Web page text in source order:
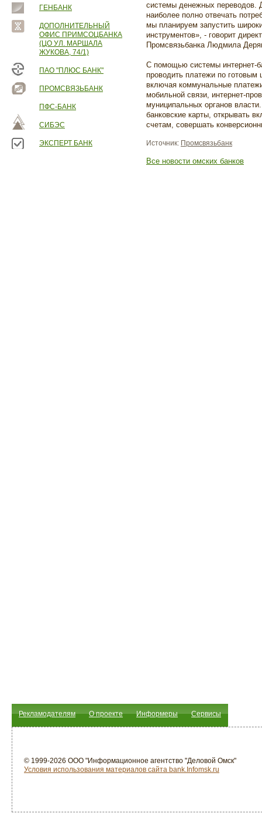
ГЕНБАНК
ДОПОЛНИТЕЛЬНЫЙ
ОФИС ПРИМСОЦБАНКА
(ЦО УЛ. МАРШАЛА
ЖУКОВА, 74/1)
ПАО "ПЛЮС БАНК"
ПРОМСВЯЗЬБАНК
ПФС-БАНК
СИБЭС
ЭКСПЕРТ БАНК
системы денежных переводов.
наиболее полно отвечать
мы планируем запустить
инструментов», - говорит
Промсвязьбанка Людмила
С помощью системы интернет-
проводить платежи по
включая коммунальные
мобильной связи, интернет-
муниципальных органов
банковские карты, открывать
счетам, совершать
Источник: Промсвязьбанк
Все новости омских банков
Рекламодателям О проекте Информеры Сервисы
© 1999-2026 ООО "Информационное агентство "Деловой Омск"
Условия использования материалов сайта bank.Infomsk.ru